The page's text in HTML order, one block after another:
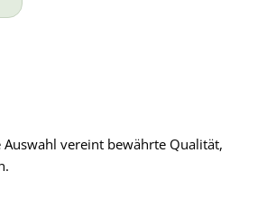
vereint bewährte Qualität,